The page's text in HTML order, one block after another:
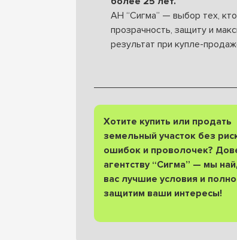
АН “Сигма” — выбор тех,
прозрачность, защиту и
результат при купле-
Хотите купить или продать
земельный участок без
ошибок и проволочек?
агентству “Сигма” — мы
вас лучшие условия и
защитим ваши интересы!